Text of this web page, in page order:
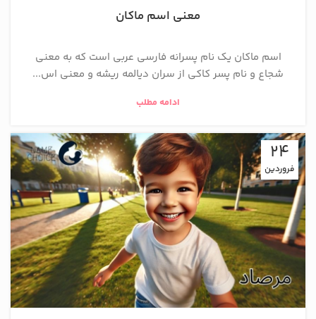
معنی اسم ماکان
اسم ماکان یک نام پسرانه فارسی عربی است که به معنی
شجاع و نام پسر كاكي از سران ديالمه ریشه و معنی اس...
ادامه مطلب
24
فروردین